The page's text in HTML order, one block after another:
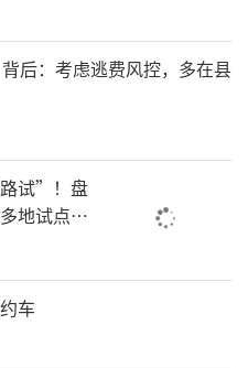
后：考虑逃费风控，多在县
试”！盘
地试点之
车